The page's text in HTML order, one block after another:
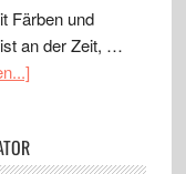
Färben und
an der Zeit, …